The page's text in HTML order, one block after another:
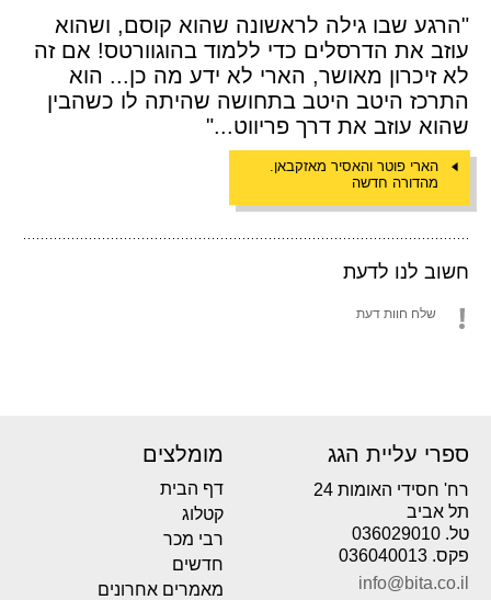
"הרגע שבו גילה לראשונה שהוא קוסם, ושהוא
עוזב את הדרסלים כדי ללמוד בהוגוורטס! אם זה
לא זיכרון מאושר, הארי לא ידע מה כן... הוא
התרכז היטב היטב בתחושה שהיתה לו כשהבין
שהוא עוזב את דרך פריווט..."
הארי פוטר והאסיר מאזקבאן.
מהדורה חדשה
חשוב לנו לדעת
שלח חוות דעת
ספרי עליית הגג
רח' חסידי האומות 24
תל אביב
טל. 036029010
פקס. 036040013
info@bita.co.il
מומלצים
דף הבית
קטלוג
רבי מכר
חדשים
מאמרים אחרונים